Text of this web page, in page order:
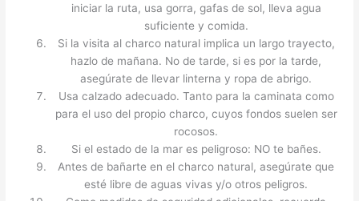
iniciar la ruta, usa gorra, gafas de sol, lleva agua
suficiente y comida.
Si la visita al charco natural implica un largo trayecto,
hazlo de mañana. No de tarde, si es por la tarde,
asegúrate de llevar linterna y ropa de abrigo.
Usa calzado adecuado. Tanto para la caminata como
para el uso del propio charco, cuyos fondos suelen ser
rocosos.
Si el estado de la mar es peligroso: NO te bañes.
Antes de bañarte en el charco natural, asegúrate que
esté libre de aguas vivas y/o otros peligros.